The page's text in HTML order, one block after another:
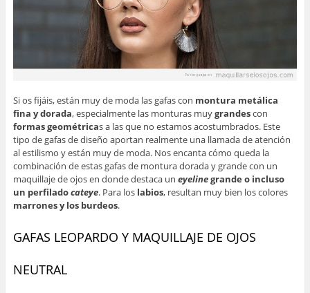
Si os fijáis, están muy de moda las gafas con montura metálica
fina y dorada, especialmente las monturas muygrandescon
formas geométricas a las que no estamos acostumbrados. Este
tipo de gafas de diseño aportan realmente una llamada de atención
al estilismo y están muy de moda. Nos encanta cómo queda la
combinación de estas gafas de montura dorada y grande con un
maquillaje de ojos en donde destaca un eyelinegrande o incluso
un perfiladocateye. Para los labios, resultan muy bien los colores
marrones y los burdeos.
GAFAS LEOPARDO Y MAQUILLAJE DE OJOS
NEUTRAL